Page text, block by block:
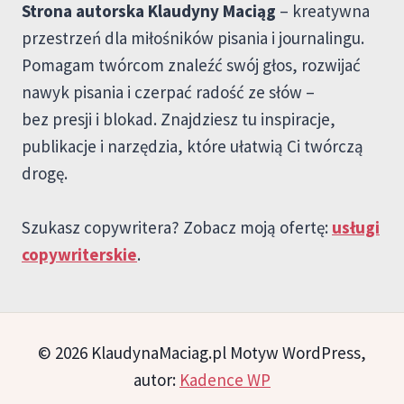
Strona autorska Klaudyny Maciąg – kreatywna
przestrzeń dla miłośników pisania i journalingu.
Pomagam twórcom znaleźć swój głos, rozwijać
nawyk pisania i czerpać radość ze słów –
bez presji i blokad. Znajdziesz tu inspiracje,
publikacje i narzędzia, które ułatwią Ci twórczą
drogę.
Szukasz copywritera? Zobacz moją ofertę: usługi
copywriterskie.
© 2026 KlaudynaMaciag.pl Motyw WordPress,
autor: Kadence WP